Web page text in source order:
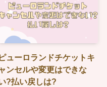
ピューロランドチケットキ
ンセルや変更はできな
?払い戻しは?